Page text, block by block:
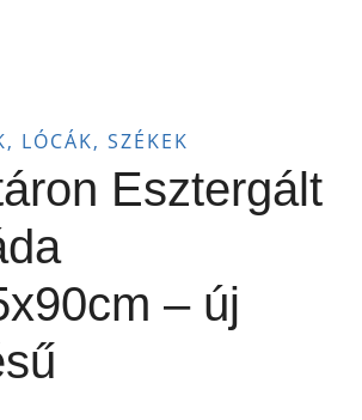
LÓCÁK, SZÉKEK
Esztergált
– új